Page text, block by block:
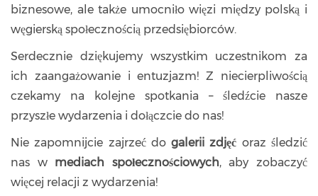
biznesowe, ale także umocniło więzi między polską i
węgierską społecznością przedsiębiorców.
Serdecznie dziękujemy wszystkim uczestnikom za
ich zaangażowanie i entuzjazm! Z niecierpliwością
czekamy na kolejne spotkania – śledźcie nasze
przyszłe wydarzenia i dołączcie do nas!
Nie zapomnijcie zajrzeć dogalerii zdjęć oraz śledzić
nas w mediach społecznościowych, aby zobaczyć
więcej relacji z wydarzenia!